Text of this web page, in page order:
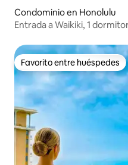
Condominio en Honolulu
Entrada a Waikiki, 1
Favorito entre huéspedes
Favorito entre huéspedes